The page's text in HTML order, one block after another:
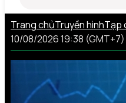
Trang chủTruyền hìnhTạp
10/08/2026 19:38 (GMT+7)